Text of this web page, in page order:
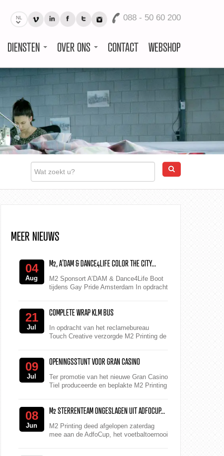
NL 088 - 50 60 200
DIENSTEN OVER ONS CONTACT WEBSHOP
MEER NIEUWS
04
Aug
M2, A’DAM & DANCE4LIFE COLOR THE CITY...
M2 Sponsort A’DAM & Dance4Life Boot
tijdens Gay Pride Amsterdam In opdracht
21
Jul
COMPLETE WRAP KLM BUS
In opdracht van het reclamebureau
Touch Creative verzorgde M2 Printing de
09
Jul
OPENINGSSTUNT VOOR GRAN CASINO
Ter promotie van het nieuwe Gran Casino
Tiel produceerde en beplakte M2 Printing
08
Jun
M2 STERRENTEAM ONGESLAGEN UIT ADFOCUP...
M2 Printing deed afgelopen zaterdag
mee aan de AdfoCup, het voetbaltoernooi